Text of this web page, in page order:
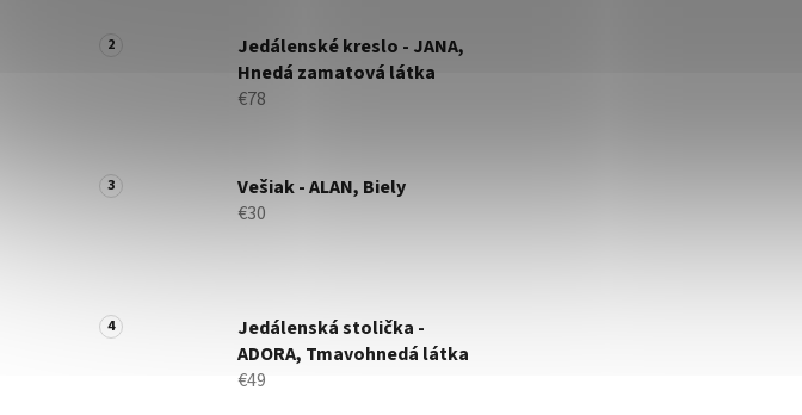
Jedálenské kreslo - JANA,
Hnedá zamatová látka
€78
Vešiak - ALAN, Biely
€30
Jedálenská stolička -
ADORA, Tmavohnedá látka
€49